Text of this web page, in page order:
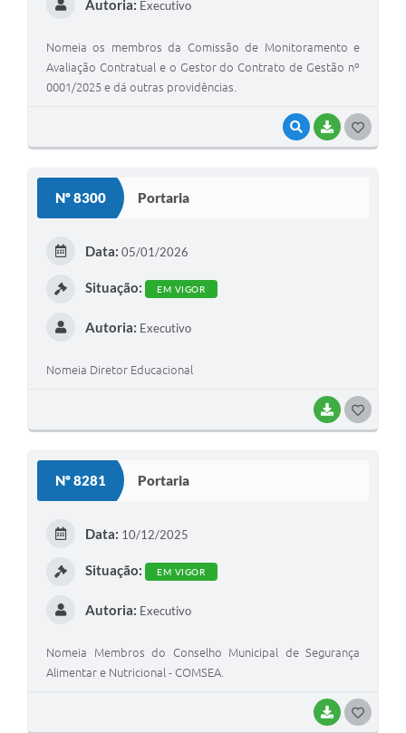
VISUALIZAR
BAIXAR
Autoria: Executivo
Nomeia os membros da Comissão de Monitoramento e
Avaliação Contratual e o Gestor do Contrato de Gestão nº
0001/2025 e dá outras providências.
Nº 8300 Portaria
BAIXAR
Data: 05/01/2026
Situação: EM VIGOR
Autoria: Executivo
Nomeia Diretor Educacional
Nº 8281 Portaria
BAIXAR
Data: 10/12/2025
Situação: EM VIGOR
Autoria: Executivo
Nomeia Membros do Conselho Municipal de Segurança
Alimentar e Nutricional - COMSEA.